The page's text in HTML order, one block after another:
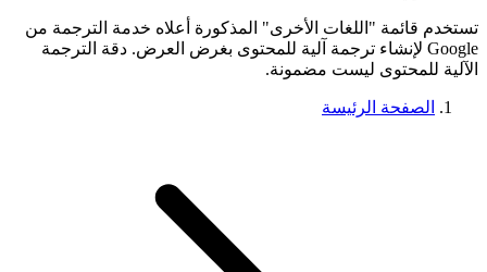
تستخدم قائمة "اللغات الأخرى" المذكورة أعلاه خدمة الترجمة من
Google لإنشاء ترجمة آلية للمحتوى بغرض العرض. دقة الترجمة
الآلية للمحتوى ليست مضمونة.
الصفحة الرئيسة